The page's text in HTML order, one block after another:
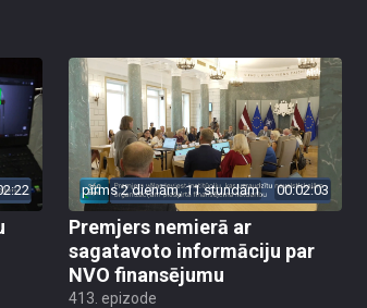
pirms 2 dienām, 11 stundām 00:02:03
Premjers nemierā ar
sagatavoto informāciju par
NVO finansējumu
413. epizode